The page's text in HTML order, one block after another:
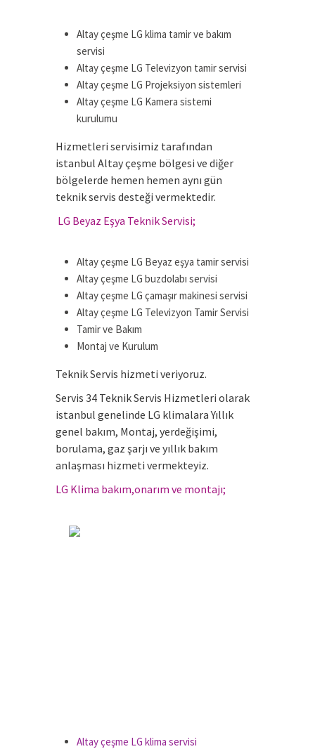
Altay çeşme LG klima tamir ve bakım
servisi
Altay çeşme LG Televizyon tamir servisi
Altay çeşme LG Projeksiyon sistemleri
Altay çeşme LG Kamera sistemi
kurulumu
Hizmetleri servisimiz tarafından
istanbul Altay çeşme bölgesi ve diğer
bölgelerde hemen hemen aynı gün
teknik servis desteği vermektedir.
LG Beyaz Eşya Teknik Servisi;
Altay çeşme LG Beyaz eşya tamir servisi
Altay çeşme LG buzdolabı servisi
Altay çeşme LG çamaşır makinesi servisi
Altay çeşme LG Televizyon Tamir Servisi
Tamir ve Bakım
Montaj ve Kurulum
Teknik Servis hizmeti veriyoruz.
Servis 34 Teknik Servis Hizmetleri olarak
istanbul genelinde LG klimalara Yıllık
genel bakım, Montaj, yerdeğişimi,
borulama, gaz şarjı ve yıllık bakım
anlaşması hizmeti vermekteyiz.
LG Klima bakım,onarım ve montajı;
Altay çeşme LG klima servisi